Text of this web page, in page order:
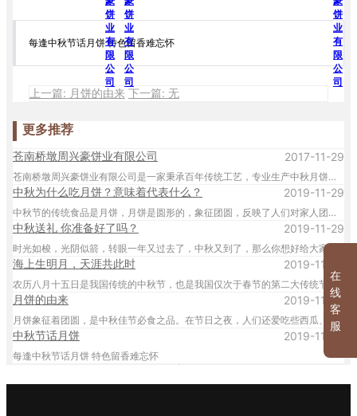
每逢中秋节话月饼 特色留香难忘怀
上一篇: 月饼的由来 下一篇: 无
更多推荐
苍南桥墩周兴豪饼业有限公司 2017-11-29
苍南桥墩周兴豪饼业有限公司是一家秉承百年传统工艺，专业生产中秋月饼及特色糕点为主的集生产、销售、提供对外代工与一体的食品厂家。
中秋为什么吃月饼？意味着代表什么？ 2019-11-29
中秋节的传统食品是月饼，月饼是圆形的，象征团圆，反映了人们对家人团聚的美好愿望。
中秋送礼 你准备好了吗？ 2019-11-29
时光如梭，光阴似箭，转眼一年又过去了，中秋又到了，那么你想好给大家送什么样的礼物了吗。作为礼仪之邦的中国，送礼当然很有讲究。中秋给客户送礼，中秋给领导送礼，或者中秋给朋友送礼，送对礼很关键。
海上生明月，天涯共此时 2019-11-29
农历八月十五日是我国传统的中秋节，也是我国仅次于春节的第二大传统节日。八月十五恰在秋季的中间，故谓之中秋节。月饼象征着团圆，是中秋佳节必食之品。
月饼的由来 2019-11-29
月饼象征着团圆，是中秋佳节必食之品。在节日之夜，人们还爱吃些西瓜、水果等团圆的果品，祈祝家人生活美满、甜蜜、平安。
中秋节话月饼 2019-11-29
每逢中秋节话月饼 特色留香难忘怀
在
线
客
服